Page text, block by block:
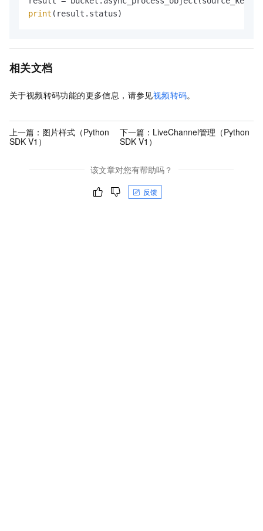
print (result.status)
相关文档
关于视频转码功能的更多信息，请参见视频转码。
上一篇： 图片样式（Python
SDK V1）
下一篇： LiveChannel管理（Python
SDK V1）
该文章对您有帮助吗？
反馈